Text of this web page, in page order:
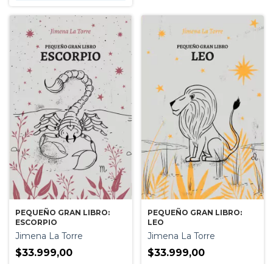
PEQUEÑO GRAN LIBRO:
ESCORPIO
Jimena La Torre
$33.999,00
PEQUEÑO GRAN LIBRO:
LEO
Jimena La Torre
$33.999,00